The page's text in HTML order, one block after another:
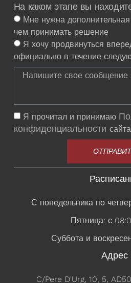
На каком этапе вы
Мне нужна
чем принимать решение
Я хочу продвинуться
официально в течение
Я прочитал и принимаю
конфиденциальности сайта
С понедельника по
Пятница: с
Суббота и
Адрес
C/Pere D'Urg, 10, 5,